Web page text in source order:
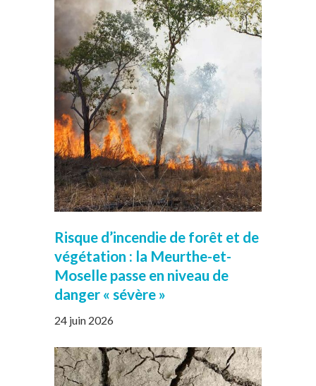
Risque d’incendie de forêt et de
végétation : la Meurthe-et-
Moselle passe en niveau de
danger « sévère »
24 juin 2026